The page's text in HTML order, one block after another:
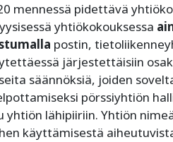
mennessä pidettävä
yhtiökokouksessa
postin,
järjestettäisiin
säännöksiä, joiden
pörssiyhtiön
yhtiön lähipiiriin. Yhtiön
käyttämisestä